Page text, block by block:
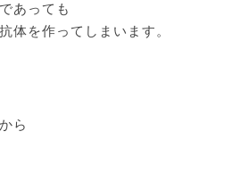
あっても
体を作ってしまいます。
ら